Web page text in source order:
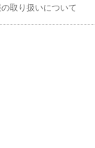
取り扱いについて
ド